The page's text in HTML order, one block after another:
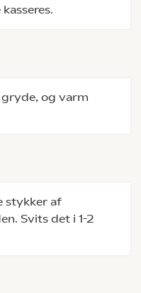
og varm
stykker af
Svits det i 1-2